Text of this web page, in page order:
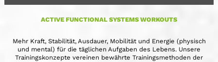
ACTIVE FUNCTIONAL SYSTEMS WORKOUTS
Mehr Kraft, Stabilität, Ausdauer, Mobilität und Energie (physisch
und mental) für die täglichen Aufgaben des Lebens. Unsere
Trainingskonzepte vereinen bewährte Trainingsmethoden der